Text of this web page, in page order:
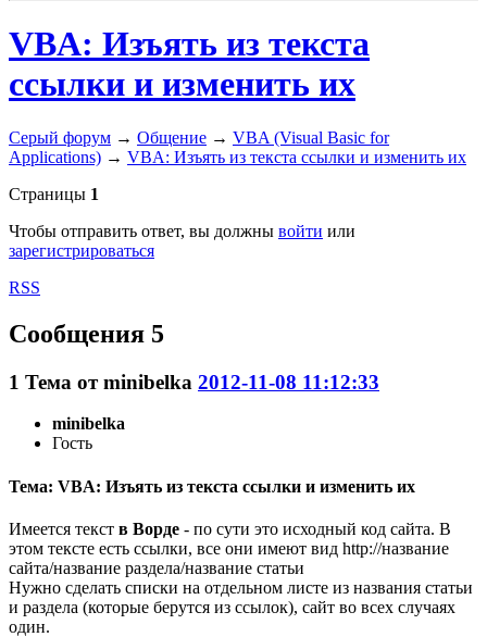
VBA: Изъять из текста
ссылки и изменить их
Серый форум → Общение → VBA (Visual Basic for
Applications) → VBA: Изъять из текста ссылки и изменить их
Страницы 1
Чтобы отправить ответ, вы должны войти или
зарегистрироваться
RSS
Сообщения 5
1 Тема отminibelka 2012-11-08 11:12:33
minibelka
Гость
Тема: VBA: Изъять из текста ссылки и изменить их
Имеется текст в Ворде - по сути это исходный код сайта. В
этом тексте есть ссылки, все они имеют вид http://название
сайта/название раздела/название статьи
Нужно сделать списки на отдельном листе из названия статьи
и раздела (которые берутся из ссылок), сайт во всех случаях
один.